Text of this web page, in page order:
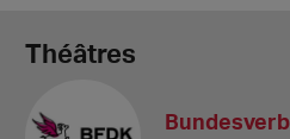
Théâtres